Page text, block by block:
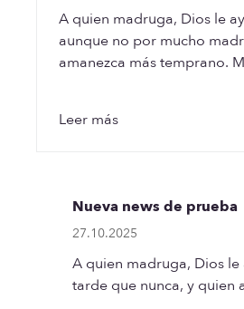
A quien madruga, Dios le
aunque no por mucho
amanezca más temprano.
Leer más
Nueva news de prueba
27.10.2025
A quien madruga, Dios
tarde que nunca, y